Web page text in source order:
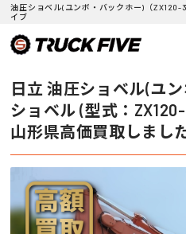
油圧ショベル(ユンボ・バックホー)（
イブ
日立 油圧ショベル(ユ
ショベル (型式：
山形県高価買取しました